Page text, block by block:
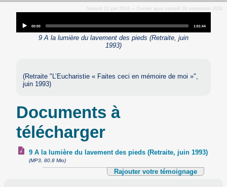
Samedi 22 juin 2024 — Dernier ajout samedi 28 septembre 2024
Player
Current
time
00:00
Total
duration
1:01:44
9 A la lumière du lavement des pieds (Retraite, juin
1993)
(Retraite "L’Eucharistie « Faites ceci en mémoire de moi »",
juin 1993)
Documents à
télécharger
9 A la lumière du lavement des pieds (Retraite, juin 1993)
(MP3, 80.8 Mio)
Rajouter votre témoignage